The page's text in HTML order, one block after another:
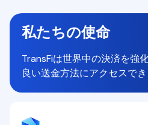
私たちの使命
TransFiは世界中の決済を強
良い送金方法にアクセスで